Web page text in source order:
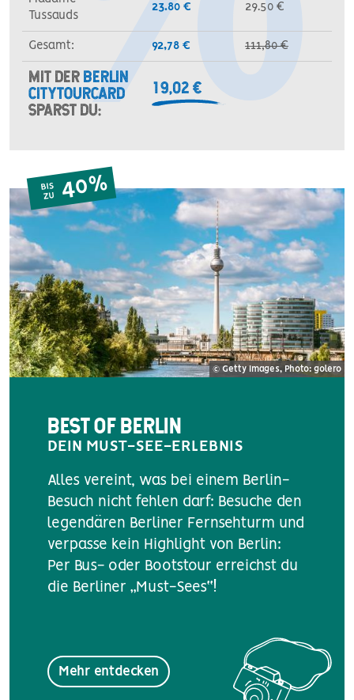
Tussauds
23.80 € 29.50 €
Gesamt: 92,78 € 111,80 €
MIT DER BERLIN
CITYTOURCARD
SPARST DU:
19,02 €
BIS
ZU 40%
© Getty Images, Photo: golero
BEST OF BERLIN
DEIN MUST-SEE-ERLEBNIS
Alles vereint, was bei einem Berlin-
Besuch nicht fehlen darf: Besuche den
legendären Berliner Fernsehturm und
verpasse kein Highlight von Berlin:
Per Bus- oder Bootstour erreichst du
die Berliner „Must-Sees“!
Mehr entdecken